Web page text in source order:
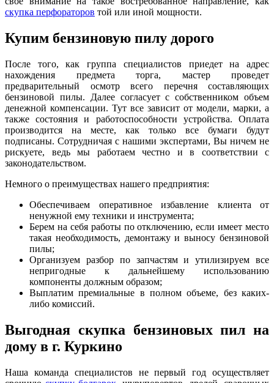
скупка перфораторов той или иной мощности.
Купим бензиновую пилу дорого
После того, как группа специалистов приедет на адрес
нахождения предмета торга, мастер проведет
предварительный осмотр всего перечня составляющих
бензиновой пилы. Далее согласует с собственником объем
денежной компенсации. Тут все зависит от модели, марки, а
также состояния и работоспособности устройства. Оплата
производится на месте, как только все бумаги будут
подписаны. Сотрудничая с нашими экспертами, Вы ничем не
рискуете, ведь мы работаем честно и в соответствии с
законодательством.
Немного о преимуществах нашего предприятия:
Обеспечиваем оперативное избавление клиента от
ненужной ему техники и инструмента;
Берем на себя работы по отключению, если имеет место
такая необходимость, демонтажу и выносу бензиновой
пилы;
Организуем разбор по запчастям и утилизируем все
непригодные к дальнейшему использованию
компоненты должным образом;
Выплатим премиальные в полном объеме, без каких-
либо комиссий.
Выгодная скупка бензиновых пил на
дому в г. Куркино
Наша команда специалистов не первый год осуществляет